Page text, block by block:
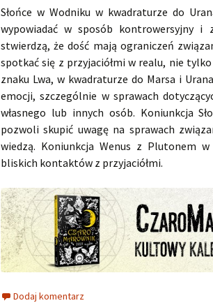
Słońce w Wodniku w kwadraturze do
wypowiadać w sposób kontrowersyjny i
stwierdzą, że dość mają ograniczeń
spotkać się z przyjaciółmi w realu, nie
znaku Lwa, w kwadraturze do Marsa i
emocji, szczególnie w sprawach
własnego lub innych osób. Koniunkcja
pozwoli skupić uwagę na sprawach
wiedzą. Koniunkcja Wenus z Plutonem
bliskich kontaktów z przyjaciółmi.
Dodaj komentarz